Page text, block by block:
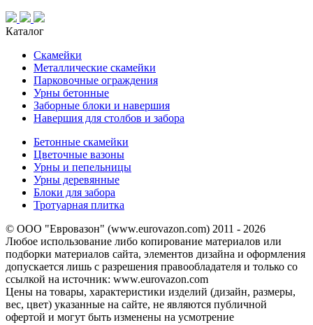
Каталог
Скамейки
Металлические скамейки
Парковочные ограждения
Урны бетонные
Заборные блоки и навершия
Навершия для столбов и забора
Бетонные скамейки
Цветочные вазоны
Урны и пепельницы
Урны деревянные
Блоки для забора
Тротуарная плитка
© ООО "Евровазон" (www.eurovazon.com) 2011 - 2026
Любое использование либо копирование материалов или
подборки материалов сайта, элементов дизайна и оформления
допускается лишь с разрешения правообладателя и только со
ссылкой на источник: www.eurovazon.com
Цены на товары, характеристики изделий (дизайн, размеры,
вес, цвет) указанные на сайте, не являются публичной
офертой и могут быть изменены на усмотрение